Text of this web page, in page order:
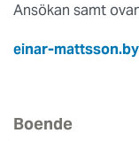
Ansökan samt
einar-
Boende